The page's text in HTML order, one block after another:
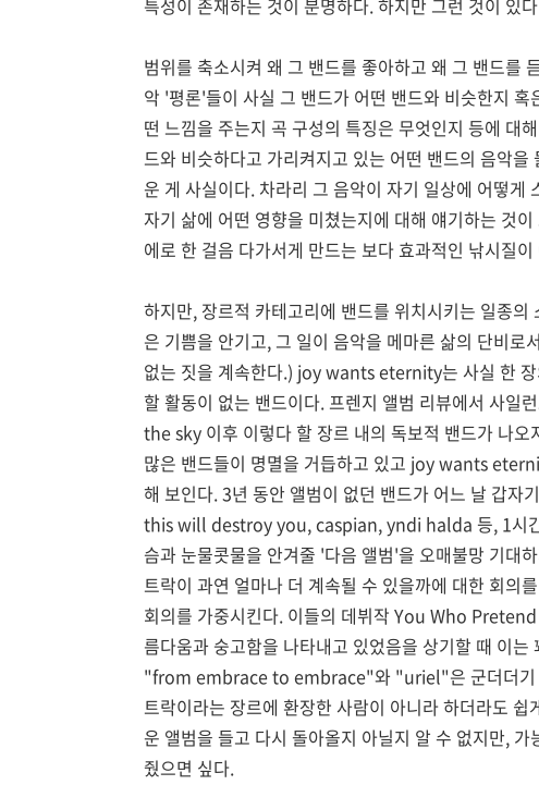
특성이 존재하는 것이 분명하다. 하지만 그런 것이 있
범위를 축소시켜 왜 그 밴드를 좋아하고 왜 그 밴드를
악 '평론'들이 사실 그 밴드가 어떤 밴드와 비슷한지
떤 느낌을 주는지 곡 구성의 특징은 무엇인지 등에 대
드와 비슷하다고 가리켜지고 있는 어떤 밴드의 음악
운 게 사실이다. 차라리 그 음악이 자기 일상에 어떻
자기 삶에 어떤 영향을 미쳤는지에 대해 얘기하는 것
에로 한 걸음 다가서게 만드는 보다 효과적인 낚시질
하지만, 장르적 카테고리에 밴드를 위치시키는 일종
은 기쁨을 안기고, 그 일이 음악을 메마른 삶의 단비
없는 짓을 계속한다.) joy wants eternity는 사실 한
할 활동이 없는 밴드이다. 프렌지 앨범 리뷰에서 사
the sky 이후 이렇다 할 장르 내의 독보적 밴드가 나
많은 밴드들이 명멸을 거듭하고 있고 joy wants
해 보인다. 3년 동안 앨범이 없던 밴드가 어느 날 갑자
this will destroy you, caspian, yndi halda 등, 1시간
슴과 눈물콧물을 안겨줄 '다음 앨범'을 오매불망 기대
트락이 과연 얼마나 더 계속될 수 있을까에 대한 회
회의를 가중시킨다. 이들의 데뷔작 You Who
름다움과 숭고함을 나타내고 있었음을 상기할 때 이
"from embrace to embrace"와 "uriel"은 군더더기
트락이라는 장르에 환장한 사람이 아니라 하더라도
운 앨범을 들고 다시 돌아올지 아닐지 알 수 없지만,
줬으면 싶다.